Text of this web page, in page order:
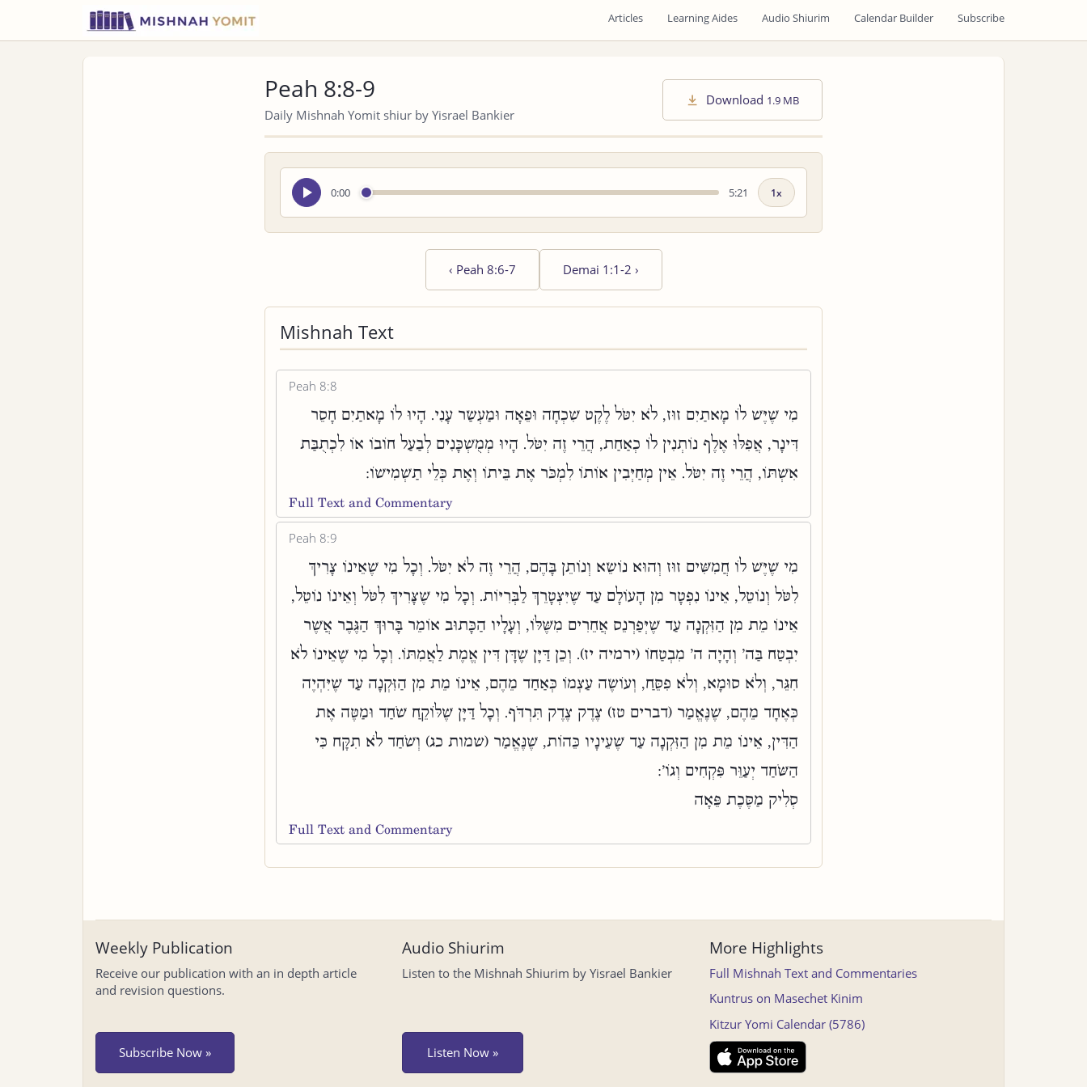
Articles Learning Aides Audio Shiurim Calendar Builder Subscribe
Peah 8:8-9
Daily Mishnah Yomit shiur by Yisrael Bankier
Download 1.9 MB
0:00
Seek
audio
5:21
Playback
‹ Peah 8:6-7 Demai 1:1-2 ›
Mishnah Text
Peah 8:8
מִי שֶׁיֶּשׁ לוֹ מָאתַיִם זוּז, לֹא יִטֹּל לֶקֶט שִׁכְחָה וּפֵאָה וּמַעְשַׂר עָנִי. הָיוּ לוֹ מָאתַיִם חָסֵר
דִּינָר, אֲפִלּוּ אֶלֶף נוֹתְנִין לוֹ כְאַחַת, הֲרֵי זֶה יִטֹּל. הָיוּ מְמֻשְׁכָּנִים לְבַעַל חוֹבוֹ אוֹ לִכְתֻבַּת
אִשְׁתּוֹ, הֲרֵי זֶה יִטֹּל. אֵין מְחַיְּבִין אוֹתוֹ לִמְכֹּר אֶת בֵּיתוֹ וְאֶת כְּלֵי תַשְׁמִישׁוֹ:
Full Text and Commentary
Peah 8:9
מִי שֶׁיֶּשׁ לוֹ חֲמִשִּׁים זוּז וְהוּא נוֹשֵׂא וְנוֹתֵן בָּהֶם, הֲרֵי זֶה לֹא יִטֹּל. וְכָל מִי שֶׁאֵינוֹ צָרִיךְ
לִטֹּל וְנוֹטֵל, אֵינוֹ נִפְטָר מִן הָעוֹלָם עַד שֶׁיִּצְטָרֵךְ לַבְּרִיּוֹת. וְכָל מִי שֶׁצָּרִיךְ לִטֹּל וְאֵינוֹ נוֹטֵל,
אֵינוֹ מֵת מִן הַזִּקְנָה עַד שֶׁיְּפַרְנֵס אֲחֵרִים מִשֶּׁלּוֹ, וְעָלָיו הַכָּתוּב אוֹמֵר בָּרוּךְ הַגֶּבֶר אֲשֶׁר
יִבְטַח בַּה' וְהָיָה ה' מִבְטַחוֹ (ירמיה יז). וְכֵן דַּיָּן שֶׁדָּן דִּין אֱמֶת לַאֲמִתּוֹ. וְכָל מִי שֶׁאֵינוֹ לֹא
חִגֵּר, וְלֹא סוּמָא, וְלֹא פִסֵּחַ, וְעוֹשֶׂה עַצְמוֹ כְּאַחַד מֵהֶם, אֵינוֹ מֵת מִן הַזִּקְנָה עַד שֶׁיִּהְיֶה
כְּאֶחָד מֵהֶם, שֶׁנֶּאֱמַר (דברים טז) צֶדֶק צֶדֶק תִּרְדֹּף. וְכָל דַּיָּן שֶׁלּוֹקֵחַ שֹׁחַד וּמַטֶּה אֶת
הַדִּין, אֵינוֹ מֵת מִן הַזִּקְנָה עַד שֶׁעֵינָיו כֵּהוֹת, שֶׁנֶּאֱמַר (שמות כג) וְשֹׁחַד לֹא תִקָּח כִּי
הַשֹּׁחַד יְעַוֵּר פִּקְחִים וְגוֹ':
סְלִיק מַסֶּכֶת פֵּאָה
Full Text and Commentary
Weekly Publication
Receive our publication with an in depth article
and revision questions.
Subscribe Now »
Audio Shiurim
Listen to the Mishnah Shiurim by Yisrael Bankier
Listen Now »
More Highlights
Full Mishnah Text and Commentaries
Kuntrus on Masechet Kinim
Kitzur Yomi Calendar (5786)